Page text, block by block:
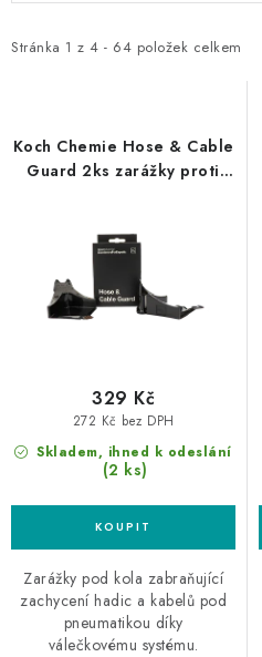
i
r
Stránka 1 z 4 - 64 položek celkem
e
p
Koch Chemie Hose & Cable
Guard 2ks zarážky proti
Skladem, ihned k odeslání
(2 ks)
272 Kč bez DPH
329 Kč
Zarážky pod kola zabraňující
zachycení hadic a kabelů pod
pneumatikou díky
válečkovému systému.